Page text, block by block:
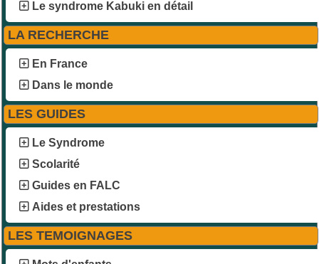
Le syndrome Kabuki en détail
LA RECHERCHE
En France
Dans le monde
LES GUIDES
Le Syndrome
Scolarité
Guides en FALC
Aides et prestations
LES TEMOIGNAGES